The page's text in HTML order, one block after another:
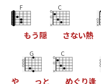
F
もう隠
C
さない熱
や
G
っ と
C
めぐ り逢